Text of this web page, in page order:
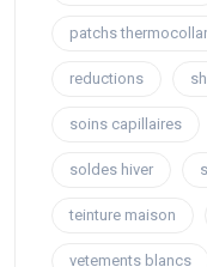
patchs
reductions
soins capillaires
soldes hiver
teinture maison
vetements blancs